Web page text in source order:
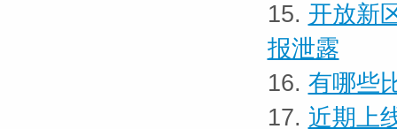
15. 开放新
报泄露
16. 有哪些
17. 近期上